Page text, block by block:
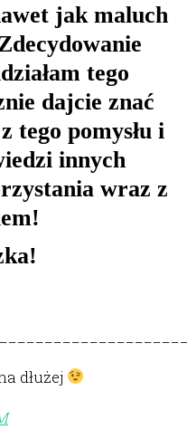
jak maluch
tego
dajcie znać
tego pomysłu i
innych
wraz z
dłużej